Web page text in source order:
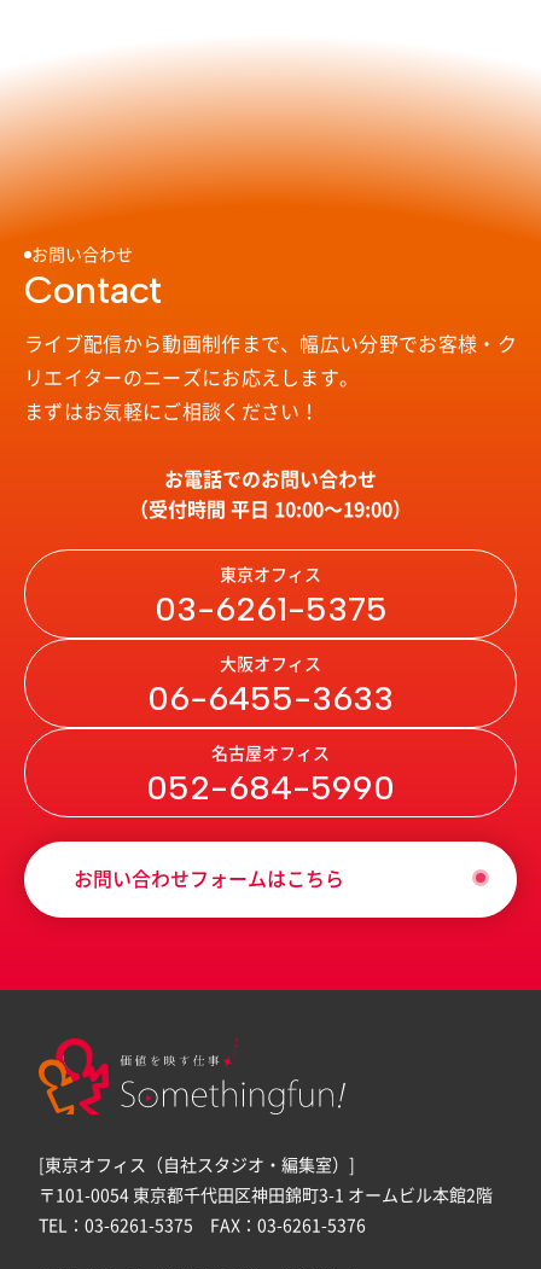
お問い合わせ
Contact
ライブ配信から動画制作まで、幅広い分野でお客様・ク
リエイターのニーズにお応えします。
まずはお気軽にご相談ください！
お電話でのお問い合わせ
（受付時間 平日 10:00〜19:00）
東京オフィス
03-6261-5375
大阪オフィス
06-6455-3633
名古屋オフィス
052-684-5990
お問い合わせフォームはこちら
[東京オフィス（自社スタジオ・編集室）]
〒101-0054 東京都千代田区神田錦町3-1 オームビル本館2階
TEL：03-6261-5375 FAX：03-6261-5376